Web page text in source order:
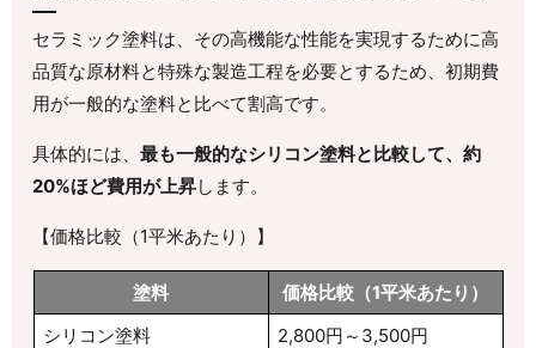
セラミック塗料は、その高機能な性能を実現するために高
品質な原材料と特殊な製造工程を必要とするため、初期費
用が一般的な塗料と比べて割高です。
具体的には、最も一般的なシリコン塗料と比較して、約
20%ほど費用が上昇します。
【価格比較（1平米あたり）】
塗料
価格比較（1平米あたり）
シリコン塗料
2,800円～3,500円